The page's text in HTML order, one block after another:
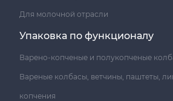
Для молочной отрасли
Упаковка по функционалу
Варено-копченые и полукопченые
Вареные колбасы, ветчины, паштеты,
копчения